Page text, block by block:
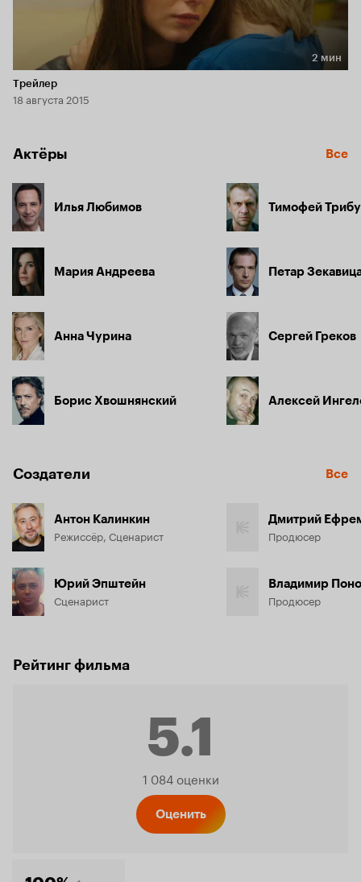
Длительность 2 мин
2 мин
Трейлер
18 августа 2015
Актёры Все
Илья Любимов
Мария Андреева
Анна Чурина
Борис Хвошнянский
Тимофей
Петар
Сергей Греков
Алексей
Создатели Все
Антон Калинкин
Режиссёр, Сценарист
Юрий Эпштейн
Сценарист
Дмитрий
Продюсер
Владимир
Продюсер
Рейтинг фильма
5.1
Рейтинг
1 084 оценки
Оценить